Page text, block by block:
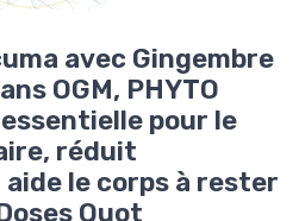
avec Gingembre
OGM, PHYTO
pour le
réduit
le corps à rester
Quot